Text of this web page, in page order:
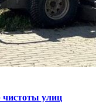
улиц